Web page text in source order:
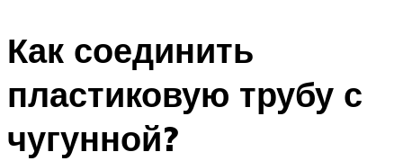
Как соединить
пластиковую трубу с
чугунной?